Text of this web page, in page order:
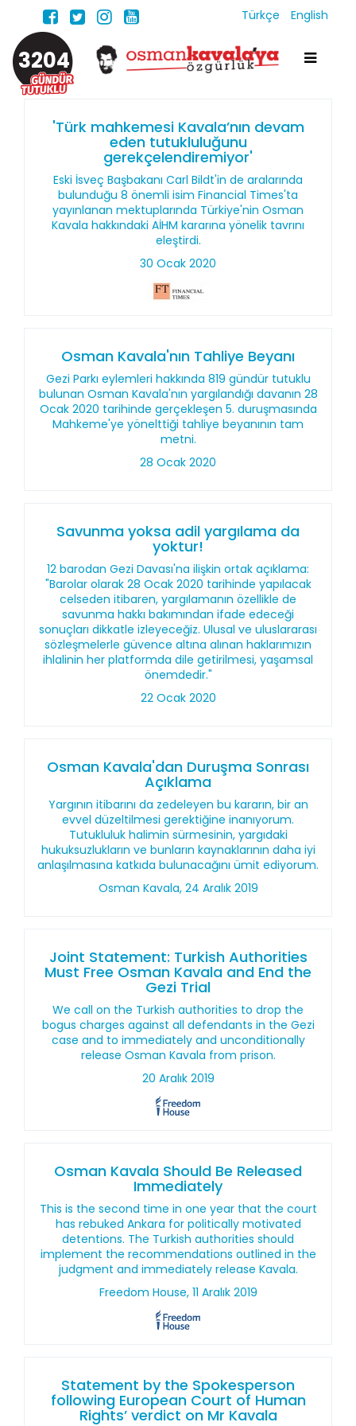
Türkçe English
3204
'Türk mahkemesi Kavala’nın devam
eden tutukluluğunu
gerekçelendiremiyor'
Eski İsveç Başbakanı Carl Bildt'in de aralarında
bulunduğu 8 önemli isim Financial Times'ta
yayınlanan mektuplarında Türkiye'nin Osman
Kavala hakkındaki AİHM kararına yönelik tavrını
eleştirdi.
30 Ocak 2020
Osman Kavala'nın Tahliye Beyanı
Gezi Parkı eylemleri hakkında 819 gündür tutuklu
bulunan Osman Kavala'nın yargılandığı davanın 28
Ocak 2020 tarihinde gerçekleşen 5. duruşmasında
Mahkeme'ye yönelttiği tahliye beyanının tam
metni.
28 Ocak 2020
Savunma yoksa adil yargılama da
yoktur!
12 barodan Gezi Davası'na ilişkin ortak açıklama:
"Barolar olarak 28 Ocak 2020 tarihinde yapılacak
celseden itibaren, yargılamanın özellikle de
savunma hakkı bakımından ifade edeceği
sonuçları dikkatle izleyeceğiz. Ulusal ve uluslararası
sözleşmelerle güvence altına alınan haklarımızın
ihlalinin her platformda dile getirilmesi, yaşamsal
önemdedir."
22 Ocak 2020
Osman Kavala'dan Duruşma Sonrası
Açıklama
Yargının itibarını da zedeleyen bu kararın, bir an
evvel düzeltilmesi gerektiğine inanıyorum.
Tutukluluk halimin sürmesinin, yargıdaki
hukuksuzlukların ve bunların kaynaklarının daha iyi
anlaşılmasına katkıda bulunacağını ümit ediyorum.
Osman Kavala, 24 Aralık 2019
Joint Statement: Turkish Authorities
Must Free Osman Kavala and End the
Gezi Trial
We call on the Turkish authorities to drop the
bogus charges against all defendants in the Gezi
case and to immediately and unconditionally
release Osman Kavala from prison.
20 Aralık 2019
Osman Kavala Should Be Released
Immediately
This is the second time in one year that the court
has rebuked Ankara for politically motivated
detentions. The Turkish authorities should
implement the recommendations outlined in the
judgment and immediately release Kavala.
Freedom House, 11 Aralık 2019
Statement by the Spokesperson
following European Court of Human
Rights’ verdict on Mr Kavala